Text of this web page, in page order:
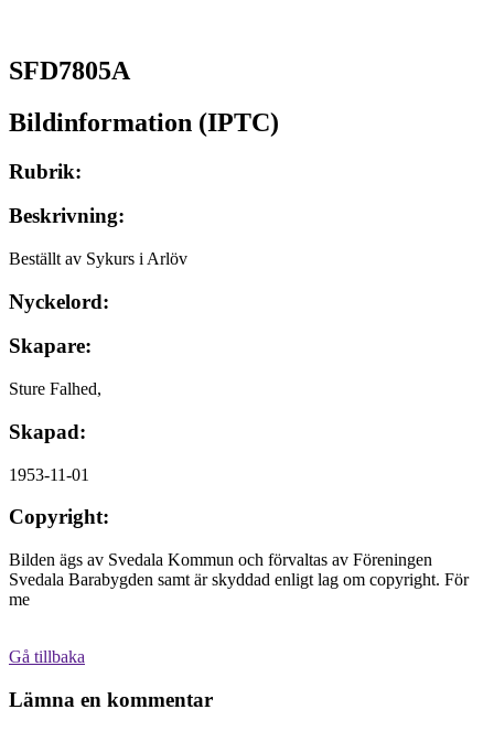
SFD7805A
Bildinformation (IPTC)
Rubrik:
Beskrivning:
Beställt av Sykurs i Arlöv
Nyckelord:
Skapare:
Sture Falhed,
Skapad:
1953-11-01
Copyright:
Bilden ägs av Svedala Kommun och förvaltas av Föreningen
Svedala Barabygden samt är skyddad enligt lag om copyright. För
me
Gå tillbaka
Lämna en kommentar